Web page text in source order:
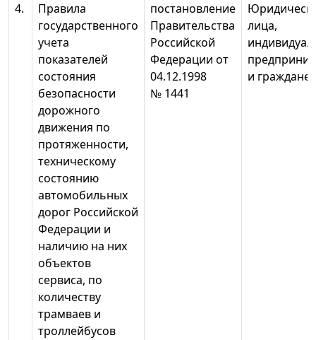
4.
Правила
государственного
учета
показателей
состояния
безопасности
дорожного
движения по
протяженности,
техническому
состоянию
автомобильных
дорог Российской
Федерации и
наличию на них
объектов
сервиса, по
количеству
трамваев и
троллейбусов
постановление
Правительства
Российской
Федерации от
04.12.1998
№ 1441
лица,
и граждане